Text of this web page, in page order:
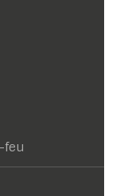
feu